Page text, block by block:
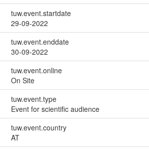
tuw.event.startdate
29-09-2022
tuw.event.enddate
30-09-2022
tuw.event.online
On Site
tuw.event.type
Event for scientific audience
tuw.event.country
AT